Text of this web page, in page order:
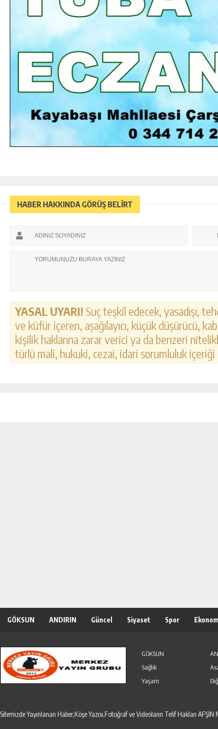
HABER HAKKINDA GÖRÜŞ BELİRT
YASAL UYARI! Suç teşkil edecek, yasadışı,
ve küfür içeren, aşağılayıcı, küçük düşürücü,
kişilik haklarına zarar verici ya da benzeri
türlü mali, hukuki, cezai, idari sorumluluk
GÖKSUN ANDIRIN Güncel Siyaset Spor
GÖKSUN
Sağlık
Yaşam
Sitemizde Yayınlanan Haber,Köşe Yazısı,Fotoğraf ve Videoların Telif Hakları